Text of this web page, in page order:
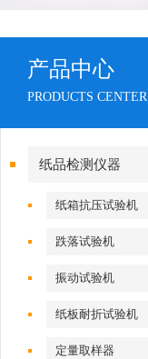
产品中心
PRODUCTS CENTER
纸品检测仪器
纸箱抗压试验机
跌落试验机
振动试验机
纸板耐折试验机
定量取样器